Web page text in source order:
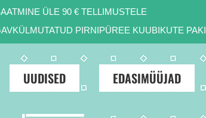
ÜLE 90 € TELLIMUSTELE
PIRNIPÜREE KUUBIKUTE PAKI
UUDISED EDASIMÜÜJAD